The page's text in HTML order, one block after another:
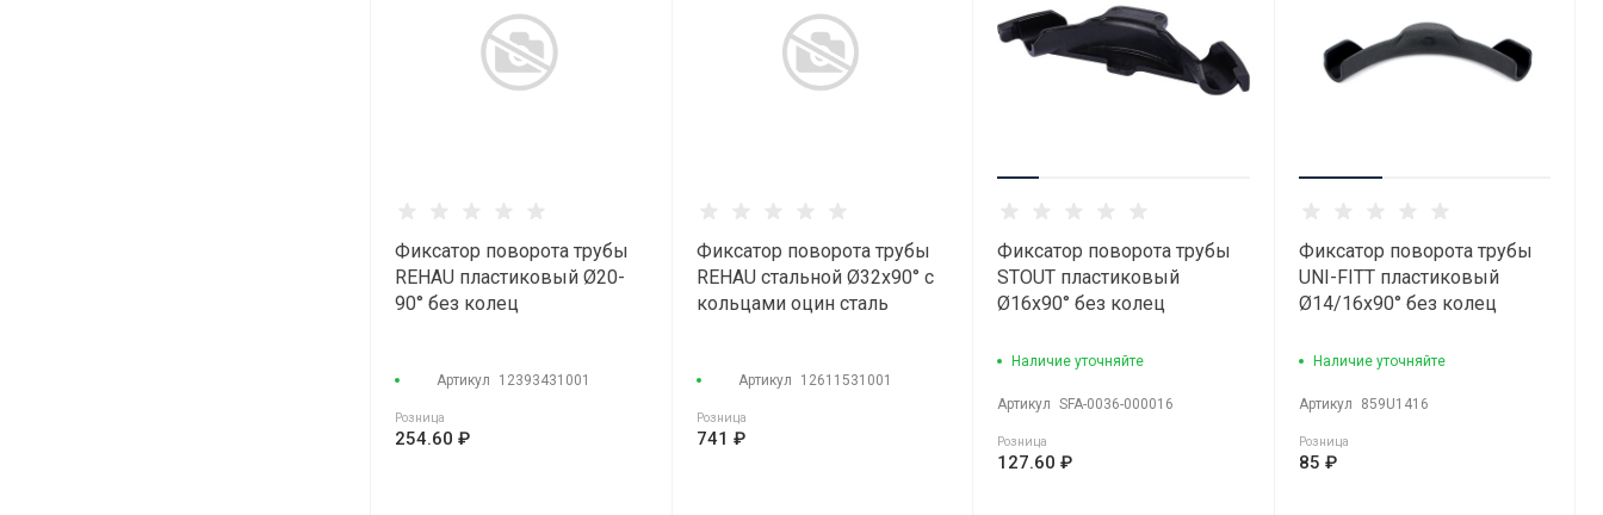
Фиксатор поворота трубы
REHAU пластиковый Ø20-
90° без колец
Артикул 12393431001
Розница
254.60 ₽
Фиксатор поворота трубы
REHAU стальной Ø32х90° с
кольцами оцин сталь
Артикул 12611531001
Розница
741 ₽
Фиксатор поворота трубы
STOUT пластиковый
Ø16х90° без колец
Наличие уточняйте
Артикул SFA-0036-000016
Розница
127.60 ₽
Фиксатор поворота трубы
UNI-FITT пластиковый
Ø14/16х90° без колец
Наличие уточняйте
Артикул 859U1416
Розница
85 ₽